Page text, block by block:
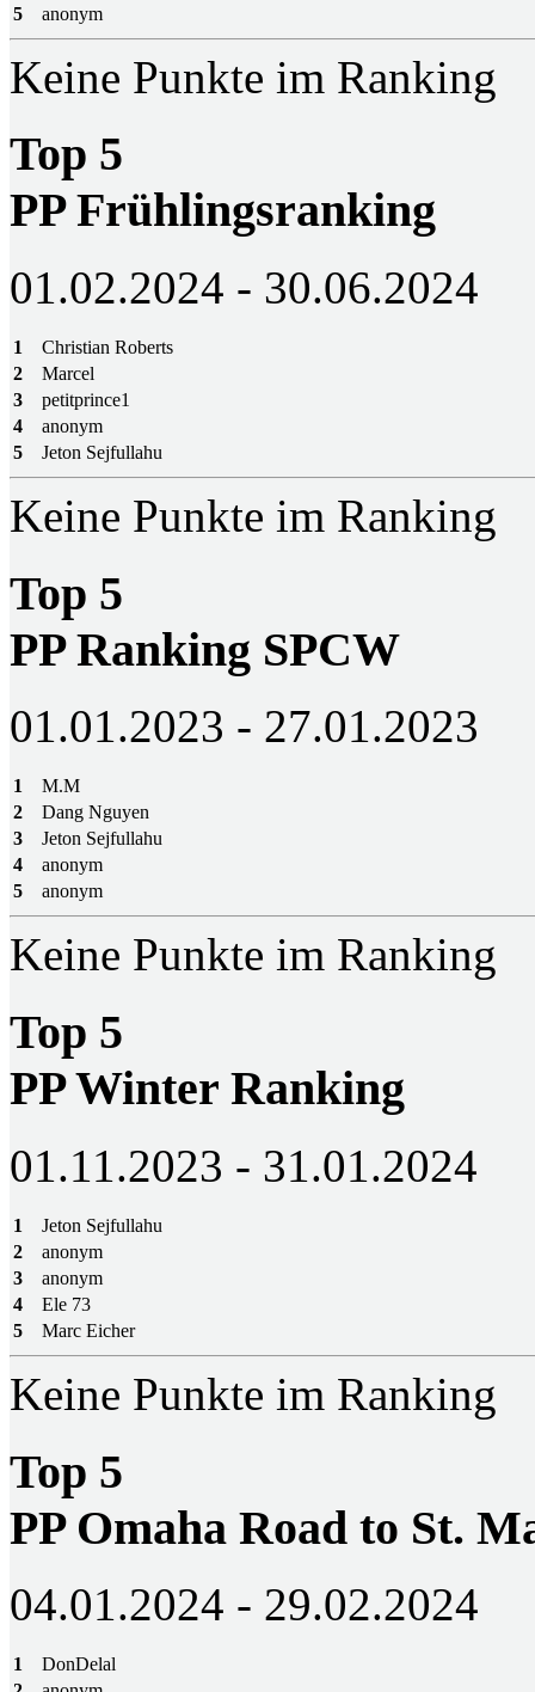
5 anonym
Keine Punkte im Ranking
Top 5
PP Frühlingsranking
01.02.2024 - 30.06.2024
1
Christian Roberts
2
Marcel
3
petitprince1
4
anonym
5
Jeton Sejfullahu
Keine Punkte im Ranking
Top 5
PP Ranking SPCW
01.01.2023 - 27.01.2023
1
M.M
2
Dang Nguyen
3
Jeton Sejfullahu
4
anonym
5
anonym
Keine Punkte im Ranking
Top 5
PP Winter Ranking
01.11.2023 - 31.01.2024
1
Jeton Sejfullahu
2
anonym
3
anonym
4
Ele 73
5
Marc Eicher
Keine Punkte im Ranking
Top 5
PP Omaha Road to St.
04.01.2024 - 29.02.2024
1
DonDelal